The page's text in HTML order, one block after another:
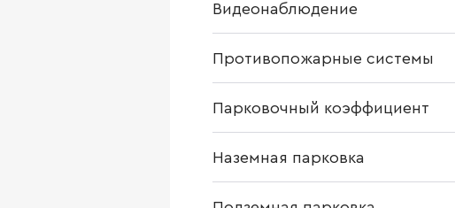
Видеонаблюдение
Противопожарные системы
Парковочный коэффициент
Наземная парковка